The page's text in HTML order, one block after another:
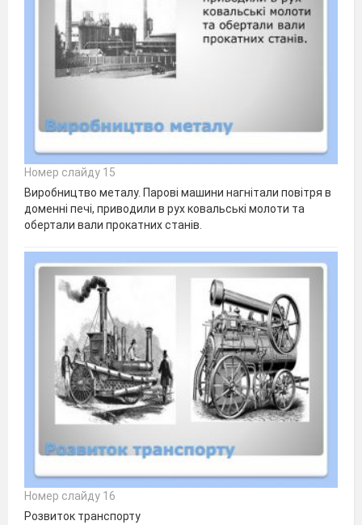
Номер слайду 15
Виробництво металу. Парові машини нагнітали повітря в
доменні печі, приводили в рух ковальські молоти та
обертали вали прокатних станів.
Номер слайду 16
Розвиток транспорту